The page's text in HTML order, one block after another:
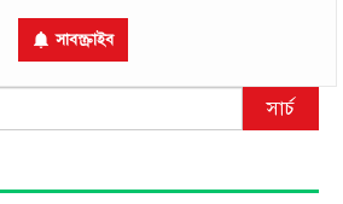
সাবস্ক্রাইব
সার্চ